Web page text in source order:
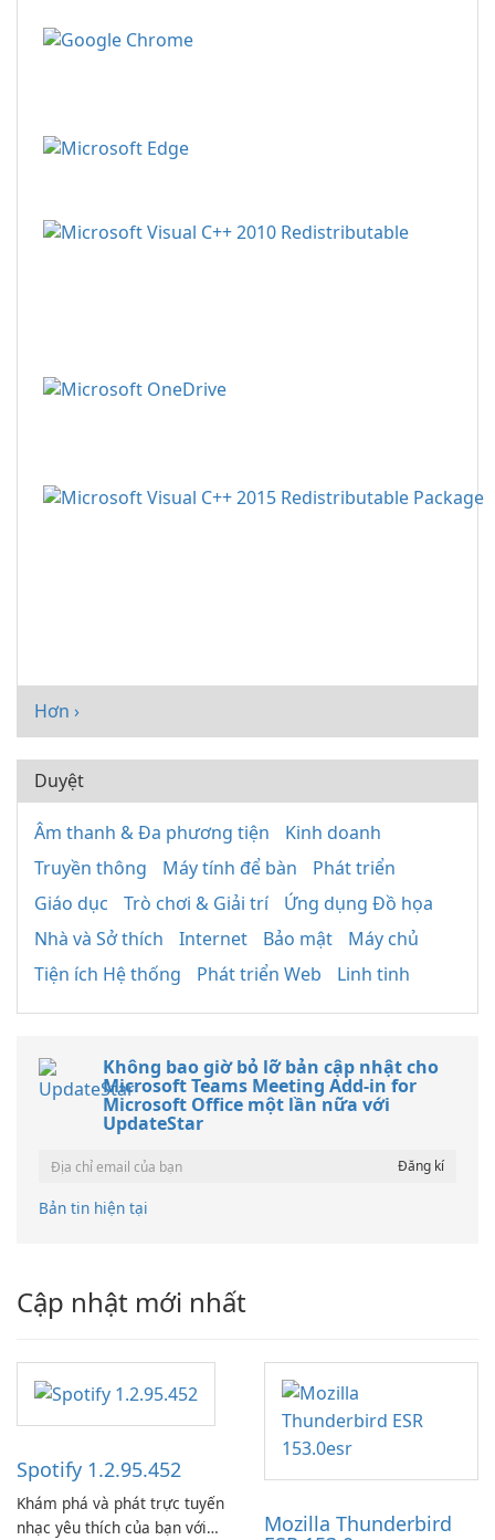
Hơn ›
Duyệt
Âm thanh & Đa phương tiện
Kinh doanh
Truyền thông
Máy tính để bàn
Phát triển
Giáo dục
Trò chơi & Giải trí
Ứng dụng Đồ họa
Nhà và Sở thích
Internet Bảo mật
Máy chủ
Tiện ích Hệ thống
Phát triển Web Linh tinh
Không bao giờ bỏ lỡ bản cập nhật cho
Microsoft Teams Meeting Add-in for
Microsoft Office một lần nữa với
UpdateStar
Bản tin hiện tại
Cập nhật mới nhất
Spotify 1.2.95.452
Khám phá và phát trực tuyến
nhạc yêu thích của bạn với
Mozilla Thunderbird